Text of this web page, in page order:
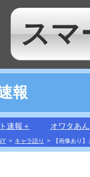
スマ
報
速報＋ オワタあ
> キャラ語り > 【画像あり